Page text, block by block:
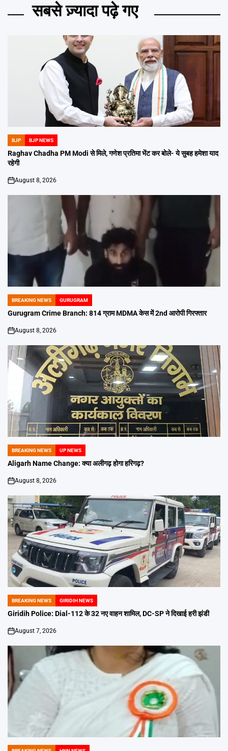
सबसे ज़्यादा पढ़े गए
POSTED
IN
BJP BJP NEWS
Raghav Chadha PM Modi से मिले, गणेश प्रतिमा भेंट कर बोले- ये सुबह हमेशा याद
रहेगी
on
August 8, 2026
POSTED
IN
BREAKING NEWS GURUGRAM
Gurugram Crime Branch: 814 ग्राम MDMA केस में 2nd आरोपी गिरफ्तार
on
August 8, 2026
POSTED
IN
BREAKING NEWS UP NEWS
Aligarh Name Change: क्या अलीगढ़ होगा हरिगढ़?
on
August 8, 2026
POSTED
IN
BREAKING NEWS GIRIDIH NEWS
Giridih Police: Dial-112 के 32 नए वाहन शामिल, DC-SP ने दिखाई हरी झंडी
on
August 7, 2026